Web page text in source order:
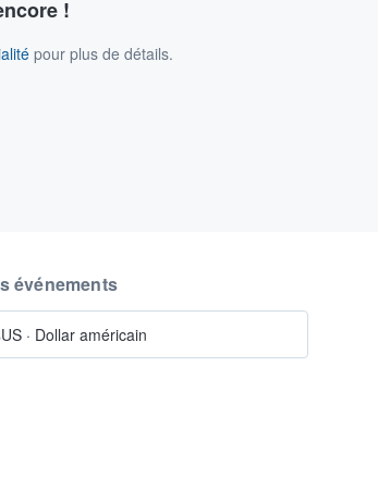
!
pour plus de détails.
événements
· Dollar américain